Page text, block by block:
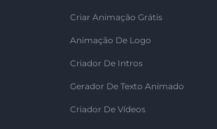
Criar Animação Grátis
Animação De Logo
Criador De Intros
Gerador De Texto Animado
Criador De Vídeos